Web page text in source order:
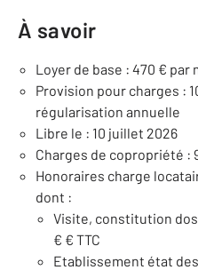
À savoir
Loyer de base : 470 € par
Provision pour charges :
régularisation annuelle
Libre le : 10 juillet 2026
Charges de copropriété :
Honoraires charge
dont :
Visite, constitution
€ € TTC
Etablissement état des